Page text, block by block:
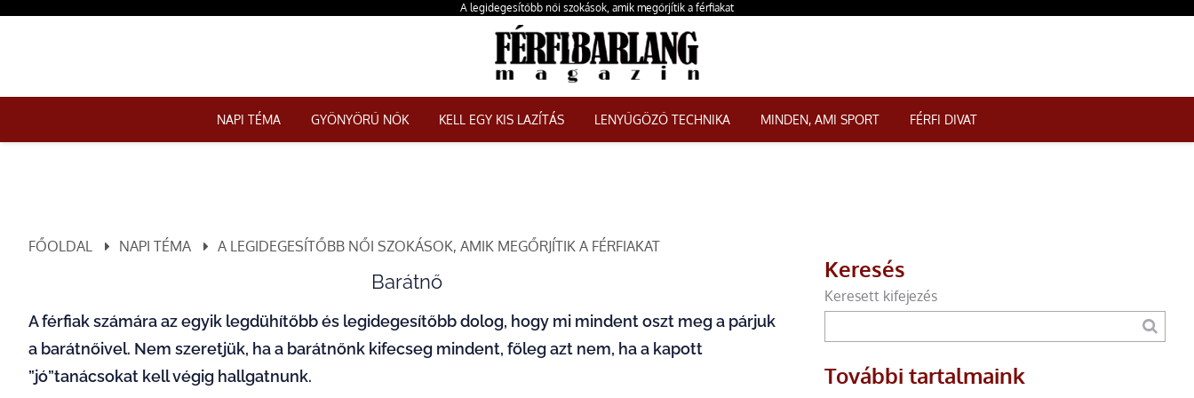
A legidegesítőbb női szokások, amik megőrjítik a férfiakat
NAPI TÉMA GYÖNYÖRŰ NŐK KELL EGY KIS LAZÍTÁS LENYŰGÖZŐ TECHNIKA MINDEN, AMI SPORT FÉRFI DIVAT
FŐOLDAL NAPI TÉMA A LEGIDEGESÍTŐBB NŐI SZOKÁSOK, AMIK MEGŐRJÍTIK A FÉRFIAKAT
Barátnő
A férfiak számára az egyik legdühítőbb és legidegesítőbb dolog, hogy mi mindent oszt meg a párjuk
a barátnőivel. Nem szeretjük, ha a barátnőnk kifecseg mindent, főleg azt nem, ha a kapott
”jó”tanácsokat kell végig hallgatnunk.
Keresés
Keresett kifejezés
További tartalmaink